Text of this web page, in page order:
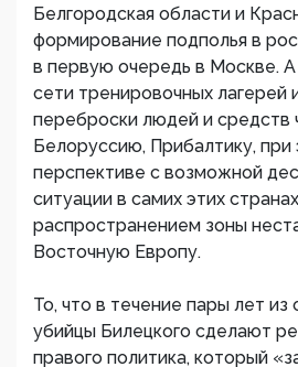
Белгородская области и
формирование подполья в
в первую очередь в Москве.
сети тренировочных лагерей
переброски людей и средств
Белоруссию, Прибалтику, при
перспективе с возможной
ситуации в самих этих
распространением зоны
Восточную Европу.
То, что в течение пары лет из
убийцы Билецкого сделают
правого политика, который